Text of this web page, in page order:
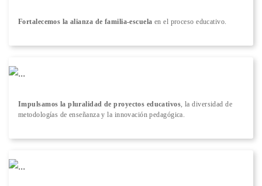
Fortalecemos la alianza de familia-escuela en el proceso educativo.
Impulsamos la pluralidad de proyectos educativos , la diversidad de
metodologías de enseñanza y la innovación pedagógica.